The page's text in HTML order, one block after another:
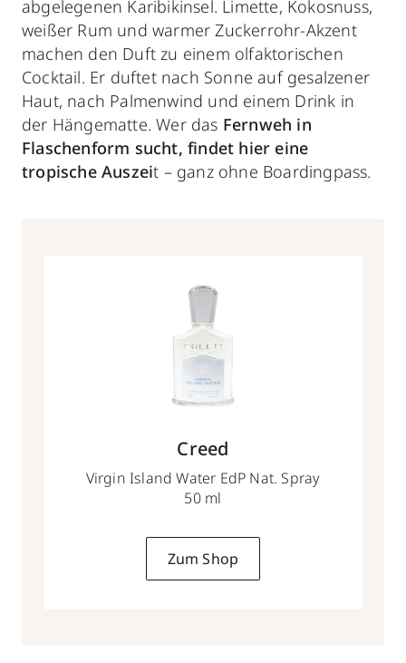
abgelegenen Karibikinsel. Limette, Kokosnuss,
weißer Rum und warmer Zuckerrohr-Akzent
machen den Duft zu einem olfaktorischen
Cocktail. Er duftet nach Sonne auf gesalzener
Haut, nach Palmenwind und einem Drink in
der Hängematte. Wer das Fernweh in
Flaschenform sucht, findet hier eine
tropische Auszeit – ganz ohne Boardingpass.
Creed
Virgin Island Water EdP Nat. Spray
50 ml
Zum Shop